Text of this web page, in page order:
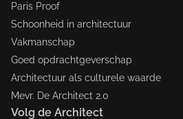
Paris Proof
Schoonheid in architectuur
Vakmanschap
Goed opdrachtgeverschap
Architectuur als culturele waarde
Mevr. De Architect 2.0
Volg de Architect